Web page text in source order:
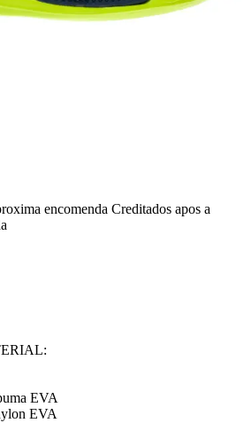
encomenda Creditados apos a
EVA
EVA